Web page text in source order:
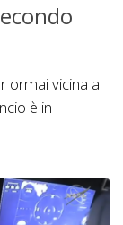
ormai vicina al
è in